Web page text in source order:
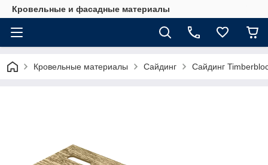
Кровельные и фасадные материалы
Кровельные материалы Сайдинг Сайдинг